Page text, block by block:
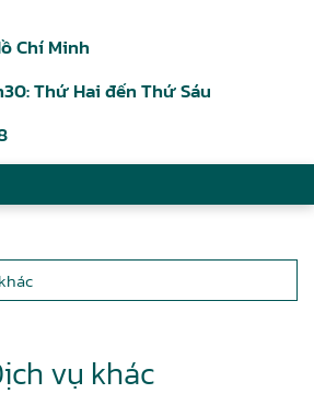
Chí Minh
Thứ Hai đến Thứ Sáu
vụ khác